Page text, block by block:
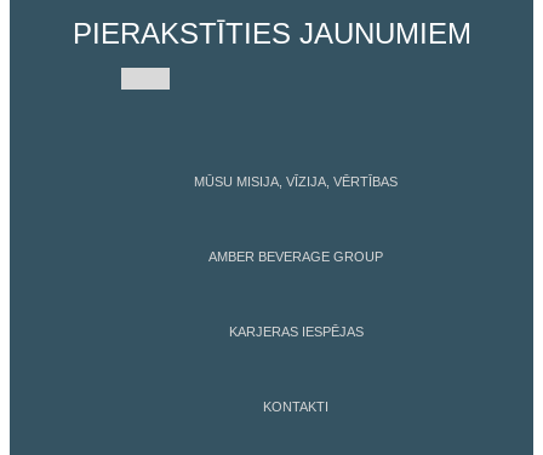
PIERAKSTĪTIES JAUNUMIEM
MŪSU MISIJA, VĪZIJA, VĒRTĪBAS
AMBER BEVERAGE GROUP
KARJERAS IESPĒJAS
KONTAKTI